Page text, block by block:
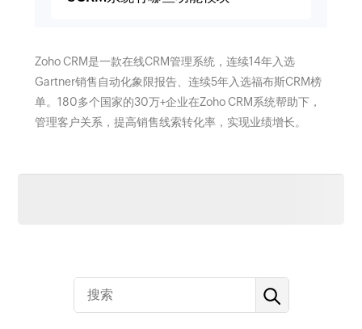
Zoho CRM是一款在线CRM管理系统，连续14年入选
Gartner销售自动化象限报告、连续5年入选福布斯CRM榜
单。180多个国家的30万+企业在Zoho CRM系统帮助下，
管理客户关系，提高销售线索转化率，实现业绩增长。